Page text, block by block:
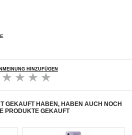
HINZUFÜGEN
GEKAUFT HABEN, HABEN AUCH NOCH
PRODUKTE GEKAUFT